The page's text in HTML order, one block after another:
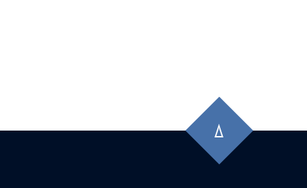
頭
に